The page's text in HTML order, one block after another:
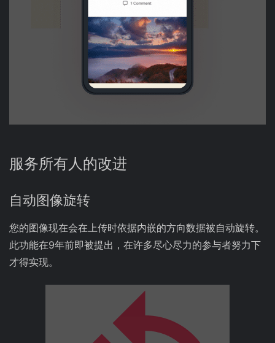
服务所有人的改进
自动图像旋转
您的图像现在会在上传时依据内嵌的方向数据被自动旋转。
此功能在9年前即被提出，在许多尽心尽力的参与者努力下
才得实现。